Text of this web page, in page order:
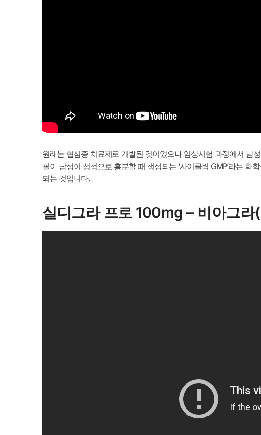
원래는 협심증 치료제로 개발된 것이었으나 임상시험 과정에서 남
필이 남성이 성적으로 흥분할 때 생성되는 ‘사이클릭 GMP’라는 화
되는 것입니다.
실디그라 프로 100mg – 비아그